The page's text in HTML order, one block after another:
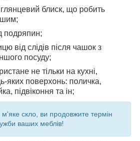
блиск, що робить
подряпин;
від слідів після чашок з
посуду;
не тільки на кухні,
яких поверхонь: поличка,
підвіконня та ін;
скло, ви продовжите термін
ваших меблів!